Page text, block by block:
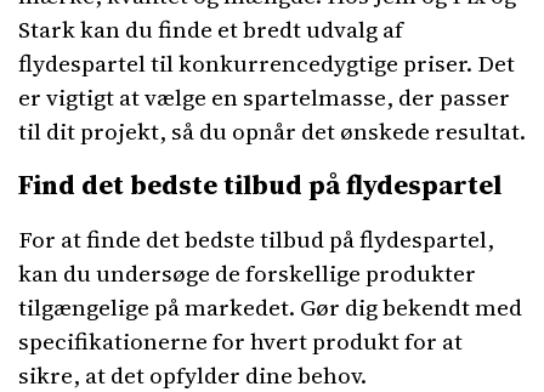
Stark kan du finde et bredt udvalg af
flydespartel til konkurrencedygtige priser. Det
er vigtigt at vælge en spartelmasse, der passer
til dit projekt, så du opnår det ønskede resultat.
Find det bedste tilbud på flydespartel
For at finde det bedste tilbud på flydespartel,
kan du undersøge de forskellige produkter
tilgængelige på markedet. Gør dig bekendt med
specifikationerne for hvert produkt for at
sikre, at det opfylder dine behov.